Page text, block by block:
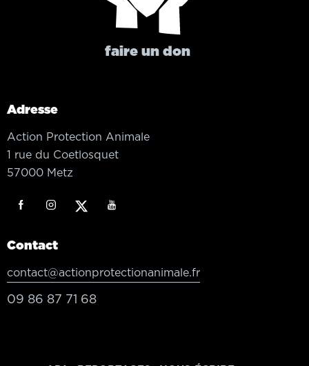
faire un don
Adresse
Action Protection Animale
1 rue du Coetlosquet
57000 Metz
Contact
contact@actionprotectionanimale.fr
09 86 87 71 68